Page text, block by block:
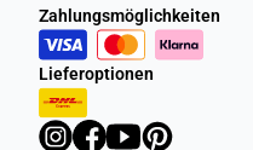
Zahlungsmöglichkeiten
Lieferoptionen